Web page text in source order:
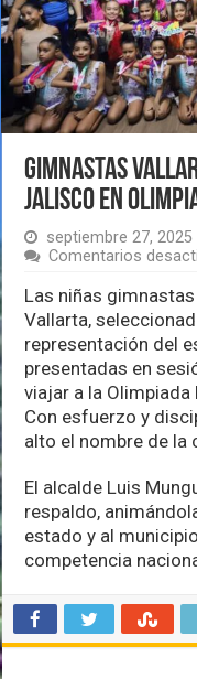
Gimnastas
Jalisco en
septiembre 27, 2025
Comentarios
Las niñas
Vallarta,
representación del
presentadas en
viajar a la Olimpiada
Con esfuerzo y
alto el nombre de la
El alcalde Luis
respaldo,
estado y al
competencia